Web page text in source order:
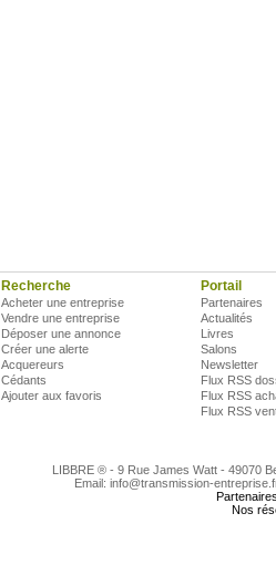
Recherche
Acheter une entreprise
Vendre une entreprise
Déposer une annonce
Créer une alerte
Acquereurs
Cédants
Ajouter aux favoris
Portail
Partenaires
Actualités
Livres
Salons
Newsletter
Flux RSS
Flux RSS
Flux RSS
LIBBRE ® - 9 Rue James Watt - 49070
Email: info@transmission-
Nos